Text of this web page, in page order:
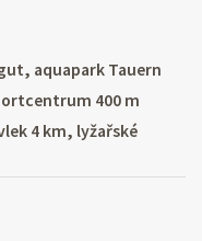
aquapark Tauern
400 m
4 km, lyžařské